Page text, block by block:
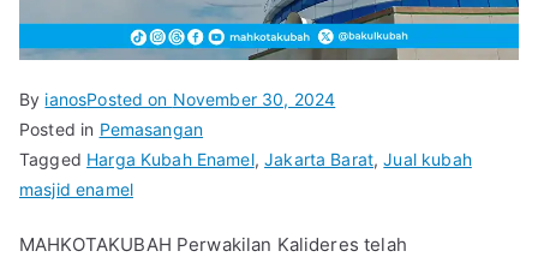
By ianosPosted on November 30, 2024
Posted in Pemasangan
Tagged Harga Kubah Enamel,Jakarta Barat,Jual kubah
masjid enamel
MAHKOTAKUBAH Perwakilan Kalideres telah